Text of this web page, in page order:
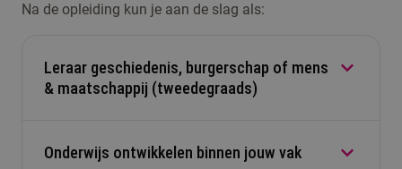
Na de opleiding kun je aan de slag als:
Leraar geschiedenis, burgerschap of mens
& maatschappij (tweedegraads)
Met de Lerarenopleiding Geschiedenis word je
Onderwijs ontwikkelen binnen jouw vak